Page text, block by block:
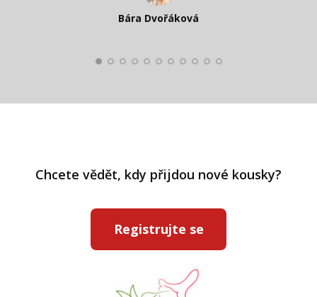
Bára Dvořáková
Kateřina Veleta Štěpánová
Smolková
Chcete vědět, kdy přijdou nové kousky?
Registrujte se